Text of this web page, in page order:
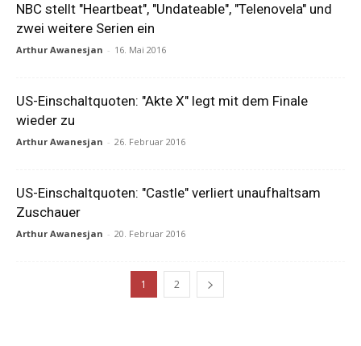
NBC stellt "Heartbeat", "Undateable", "Telenovela" und
zwei weitere Serien ein
Arthur Awanesjan - 16. Mai 2016
US-Einschaltquoten: "Akte X" legt mit dem Finale
wieder zu
Arthur Awanesjan - 26. Februar 2016
US-Einschaltquoten: "Castle" verliert unaufhaltsam
Zuschauer
Arthur Awanesjan - 20. Februar 2016
1 2